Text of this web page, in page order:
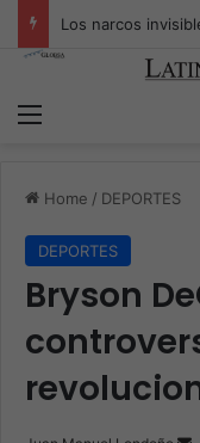
Home / DEPORTES
DEPORTES
Bryson